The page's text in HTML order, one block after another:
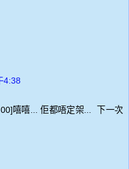
4:38
嘻嘻... 佢都唔定架... 下一次